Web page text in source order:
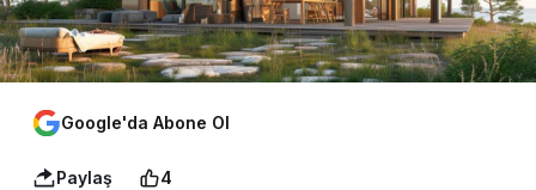
Google'da Abone Ol
Paylaş 4